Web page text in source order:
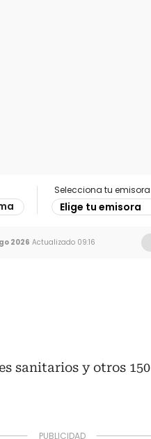
Selecciona tu emisora
Elige tu emisora
2026 Actualizado 09:16
sanitarios y otros 150